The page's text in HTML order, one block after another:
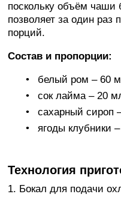
поскольку объём чаши
позволяет за один раз
порций.
Состав и пропорции:
белый ром – 60
сок лайма – 20
сахарный сироп
ягоды клубники –
Технология
1. Бокал для подачи